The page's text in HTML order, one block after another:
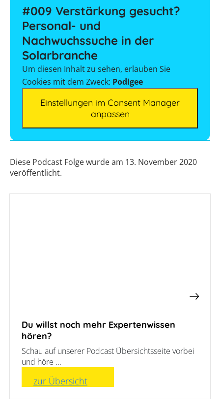
entdecken
Gewerbe-
Photovoltaik
Alle
Werkzeuge
entdecken
Förderübersicht
Alle
Werkzeuge
entdecken
PV-
Anlage
mit
Wärmepumpe
planen
Faktoren
die
sich
eine
Wärmepumpe
Voraussetzungen
Wallbox-
Ladesäulen-
Vergleich
Mobilität
Förderung
Alle
Werkzeuge
für
deinen
Installateursalltag
Übersicht
Förderungen
Memodo-
Vergleiche
Freigabelisten
Wallbox-
Leitfaden
Auslegungstools
Deutschland
#009 Verstärkung gesucht?
Personal- und
Nachwuchssuche in der
Solarbranche
Um diesen Inhalt zu sehen, erlauben Sie
Cookies mit dem Zweck: Podigee
Einstellungen im Consent Manager
anpassen
Diese Podcast Folge wurde am 13. November 2020
veröffentlicht.
Du willst noch mehr Expertenwissen
hören?
Schau auf unserer Podcast Übersichtsseite vorbei
und höre ...
zur Übersicht